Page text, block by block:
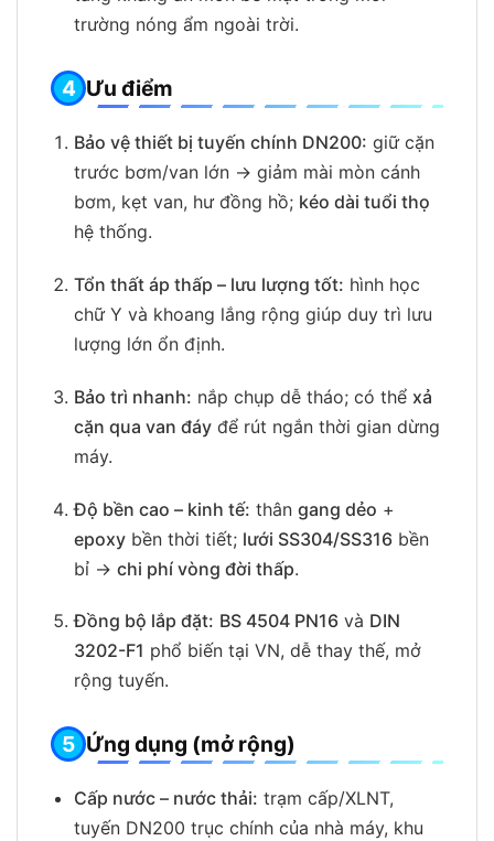
trường nóng ẩm ngoài trời.
Ưu điểm
Bảo vệ thiết bị tuyến chính DN200: giữ cặn
trước bơm/van lớn → giảm mài mòn cánh
bơm, kẹt van, hư đồng hồ; kéo dài tuổi thọ
hệ thống.
Tổn thất áp thấp – lưu lượng tốt: hình học
chữ Y và khoang lắng rộng giúp duy trì lưu
lượng lớn ổn định.
Bảo trì nhanh: nắp chụp dễ tháo; có thể xả
cặn qua van đáyđể rút ngắn thời gian dừng
máy.
Độ bền cao – kinh tế: thân gang dẻo +
epoxybền thời tiết; lưới SS304/SS316bền
bỉ → chi phí vòng đời thấp.
Đồng bộ lắp đặt: BS 4504 PN16và DIN
3202-F1 phổ biến tại VN, dễ thay thế, mở
rộng tuyến.
Ứng dụng (mở rộng)
Cấp nước – nước thải: trạm cấp/XLNT,
tuyến DN200 trục chính của nhà máy, khu